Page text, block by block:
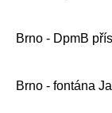
Brno - DpmB
Brno - fontána